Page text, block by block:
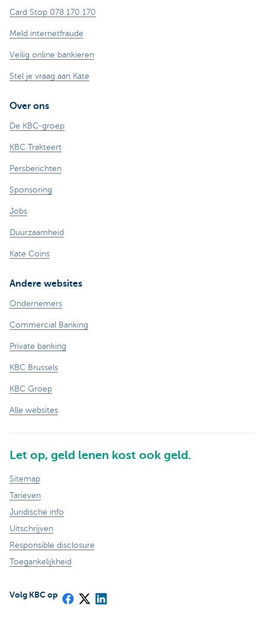
Card Stop 078 170 170
Meld internetfraude
Veilig online bankieren
Stel je vraag aan Kate
Over ons
De KBC-groep
KBC Trakteert
Persberichten
Sponsoring
Jobs
Duurzaamheid
Kate Coins
Andere websites
Ondernemers
Commercial Banking
Private banking
KBC Brussels
KBC Groep
Alle websites
Let op, geld lenen kost ook geld.
Sitemap
Tarieven
Juridische info
Uitschrijven
Responsible disclosure
Toegankelijkheid
Volg KBC op